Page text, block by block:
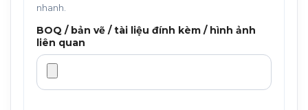
nhanh.
BOQ / bản vẽ / tài liệu đính kèm / hình ảnh
liên quan